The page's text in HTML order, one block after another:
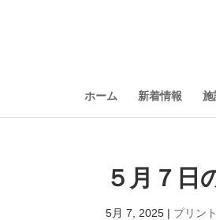
ホーム 新着情報 施
５月７日
5月 7, 2025 | プリン